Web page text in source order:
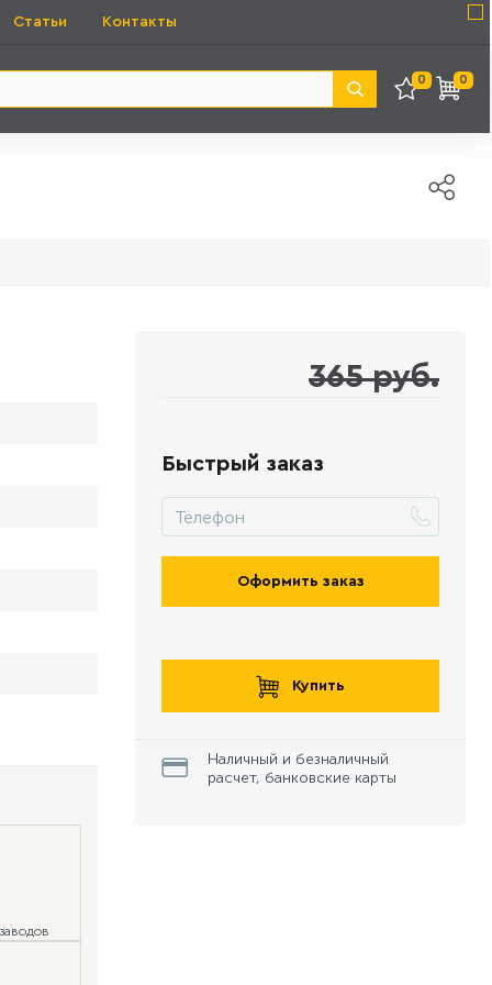
Статьи Контакты
0 0
365 руб.
Быстрый заказ
Оформить заказ
Купить
Наличный и безналичный
расчет, банковские карты